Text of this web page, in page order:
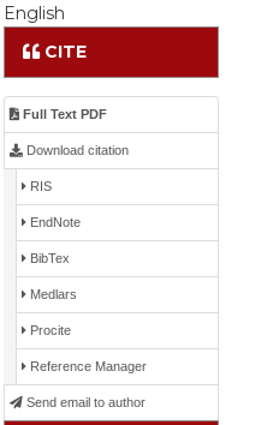
English
CITE
Full Text PDF
Download citation
RIS
EndNote
BibTex
Medlars
Procite
Reference Manager
Send email to author